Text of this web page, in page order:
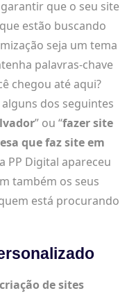
que o seu site
estão buscando
seja um tema
palavras-chave
chegou até aqui?
dos seguintes
” ou “fazer site
que faz site em
PP Digital apareceu
também os seus
está procurando
criação de sites